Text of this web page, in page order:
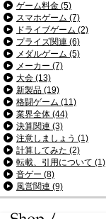
ゲーム料金 (5)
スマホゲーム (7)
ドライブゲーム (2)
プライズ関連 (6)
メダルゲーム (5)
メーカー (7)
大会 (13)
新製品 (19)
格闘ゲーム (11)
業界全体 (44)
決算関連 (3)
注意しましょう (1)
計算してみた (2)
転載、引用について (1)
音ゲー (8)
風営関連 (9)